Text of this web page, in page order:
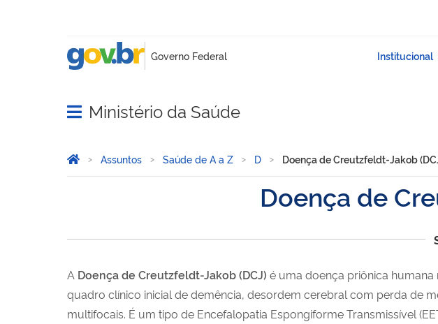
Abrir menu principal de navegação
Ministério da Saúde
Você está aqui:
Página Inicial
Assuntos Saúde de A a Z D Doença de Creutzfeldt-Jakob
Doença de
A Doença de Creutzfeldt-Jakob (DCJ) é uma doença priônica
quadro clínico inicial de demência, desordem cerebral com perda de
multifocais. É um tipo de Encefalopatia Espongiforme Transmissível